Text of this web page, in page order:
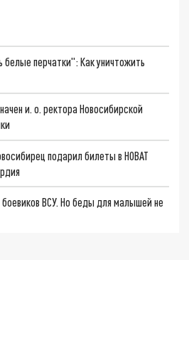
белые перчатки": Как уничтожить
и. о. ректора Новосибирской
подарил билеты в НОВАТ
ВСУ. Но беды для малышей не